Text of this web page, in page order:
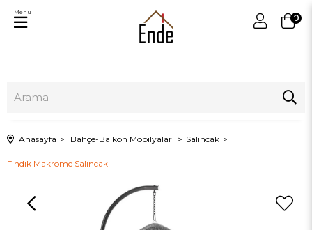
0
Menu
Anasayfa Bahçe-Balkon Mobilyaları Salıncak
Fındık Makrome Salıncak